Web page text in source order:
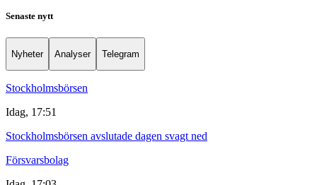
Senaste nytt
Nyheter Analyser Telegram
Stockholmsbörsen
Idag, 17:51
Stockholmsbörsen avslutade dagen svagt ned
Försvarsbolag